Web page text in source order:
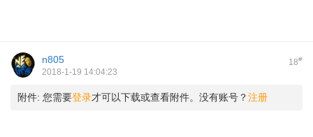
18#
n805
2018-1-19 14:04:23
附件: 您需要登录才可以下载或查看附件。没有账号？注册